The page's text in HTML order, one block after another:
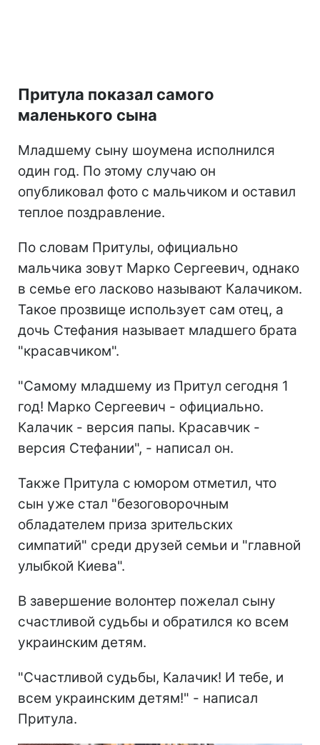
Притула показал самого
маленького сына
Младшему сыну шоумена исполнился
один год. По этому случаю он
опубликовал фото с мальчиком и оставил
теплое поздравление.
По словам Притулы, официально
мальчика зовут Марко Сергеевич, однако
в семье его ласково называют Калачиком.
Такое прозвище использует сам отец, а
дочь Стефания называет младшего брата
"красавчиком".
"Самому младшему из Притул сегодня 1
год! Марко Сергеевич - официально.
Калачик - версия папы. Красавчик -
версия Стефании", - написал он.
Также Притула с юмором отметил, что
сын уже стал "безоговорочным
обладателем приза зрительских
симпатий" среди друзей семьи и "главной
улыбкой Киева".
В завершение волонтер пожелал сыну
счастливой судьбы и обратился ко всем
украинским детям.
"Счастливой судьбы, Калачик! И тебе, и
всем украинским детям!" - написал
Притула.